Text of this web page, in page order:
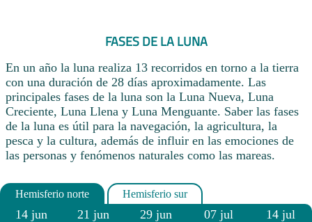
FASES DE LA LUNA
En un año la luna realiza 13 recorridos en torno a la tierra
con una duración de 28 días aproximadamente. Las
principales fases de la luna son la Luna Nueva, Luna
Creciente, Luna Llena y Luna Menguante. Saber las fases
de la luna es útil para la navegación, la agricultura, la
pesca y la cultura, además de influir en las emociones de
las personas y fenómenos naturales como las mareas.
14 jun 21 jun 29 jun 07 jul 14 jul